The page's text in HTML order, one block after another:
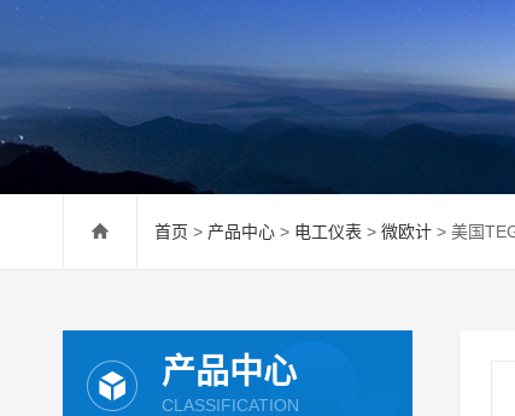
首页 > 产品中心 > 电工仪表 > 微欧计 > 美国
产品中心
CLASSIFICATION